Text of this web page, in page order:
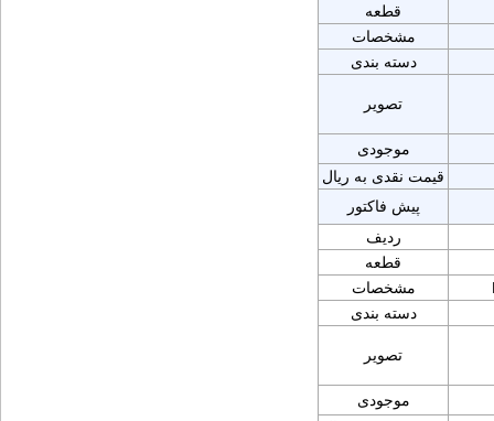
قطعه
مشخصات
دسته بندی
تصویر
موجودی
قیمت نقدی به ریال
پیش فاکتور
ردیف
قطعه
مشخصات
دسته بندی
تصویر
موجودی